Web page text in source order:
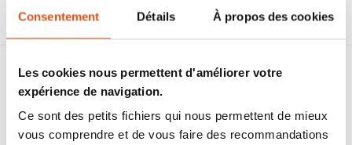
Consentement Détails À propos des cookies
Les cookies nous permettent d'améliorer votre
expérience de navigation.
Ce sont des petits fichiers qui nous permettent de mieux
vous comprendre et de vous faire des recommandations
Cylindre boutonVachette Volt certifié A2P.
6 goupilles de sécurité pour protéger contre le crochetage.
Goupilles en acier trempéanti perçage et anti bumping.
Serrure cylindre
breveté jusqu’en 2030
pour empêcher les
reproductions.
Cylindre porte Vachette avec4 cléspour plus de confort.
Livraison
24/48h
Experts
depuis 2012
Paiement
sécurisé
Plus de
10000 avis